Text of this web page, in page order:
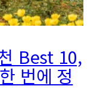
Best 10,
번에 정